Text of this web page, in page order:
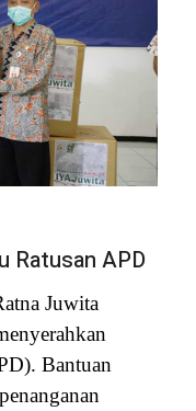
Ratusan APD
Juwita
Bantuan